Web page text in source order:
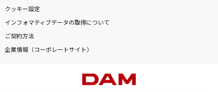
クッキー設定
インフォマティブデータの取得について
ご契約方法
企業情報（コーポレートサイト）